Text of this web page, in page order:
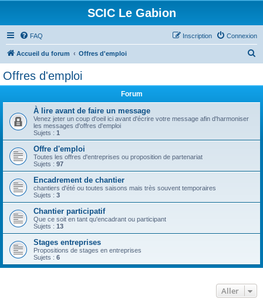
SCIC Le Gabion
FAQ Connexion
Inscription
Accueil du forum Offres d'emploi
Offres d'emploi
Forum
À lire avant de faire un message
Venez jeter un coup d'oeil ici avant d'écrire votre message afin d'harmoniser
les messages d'offres d'emploi
Sujets : 1
Offre d'emploi
Toutes les offres d'entreprises ou proposition de partenariat
Sujets : 97
Encadrement de chantier
chantiers d'été ou toutes saisons mais très souvent temporaires
Sujets : 3
Chantier participatif
Que ce soit en tant qu'encadrant ou participant
Sujets : 13
Stages entreprises
Propositions de stages en entreprises
Sujets : 6
Aller